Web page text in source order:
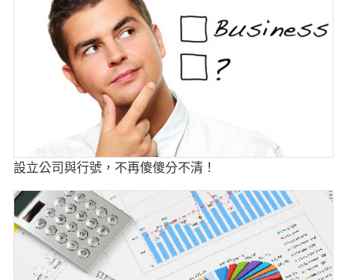
設立公司與行號，不再傻傻分不清！